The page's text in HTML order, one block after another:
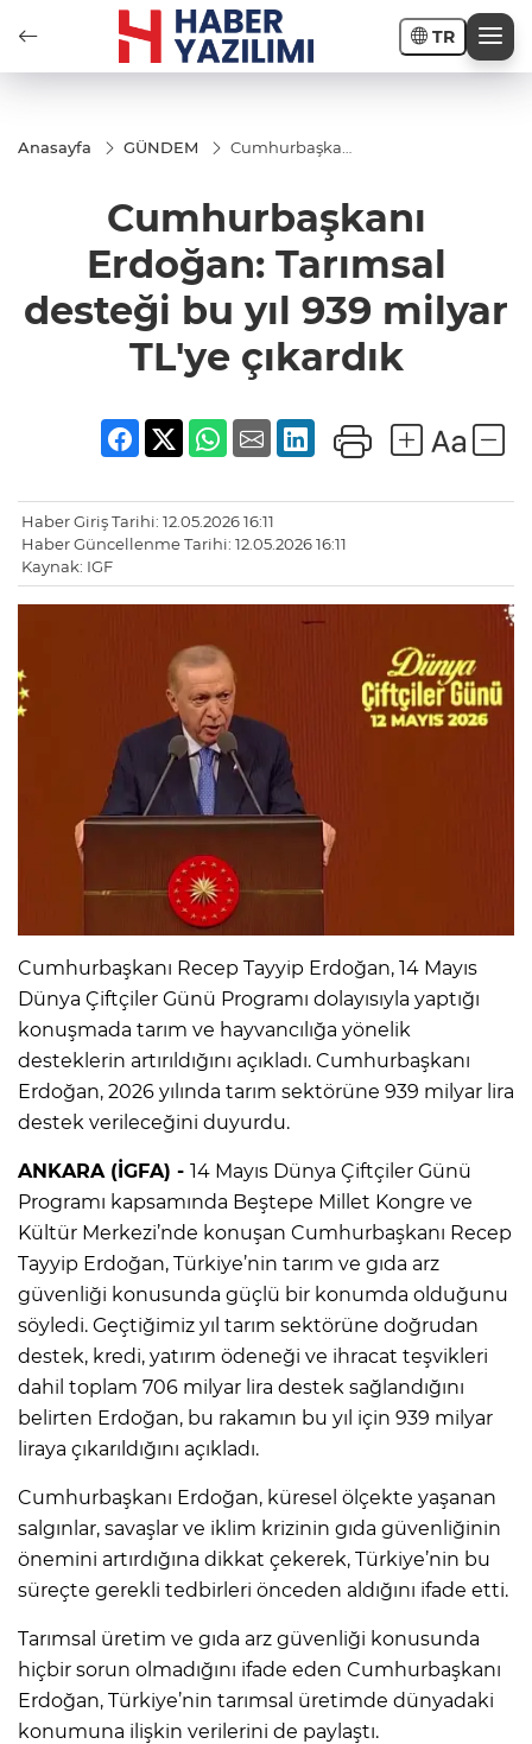
TR
Anasayfa GÜNDEM
Cumhurbaşkanı
desteği bu yıl
939 milyar TL'ye
Cumhurbaşkanı
Erdoğan: Tarımsal
desteği bu yıl 939 milyar
TL'ye çıkardık
Haber Giriş Tarihi: 12.05.2026 16:11
Haber Güncellenme Tarihi: 12.05.2026 16:11
Kaynak: IGF
Cumhurbaşkanı Recep Tayyip Erdoğan, 14 Mayıs
Dünya Çiftçiler Günü Programı dolayısıyla yaptığı
konuşmada tarım ve hayvancılığa yönelik
desteklerin artırıldığını açıkladı. Cumhurbaşkanı
Erdoğan, 2026 yılında tarım sektörüne 939 milyar lira
destek verileceğini duyurdu.
ANKARA (İGFA) - 14 Mayıs Dünya Çiftçiler Günü
Programı kapsamında Beştepe Millet Kongre ve
Kültür Merkezi’nde konuşan Cumhurbaşkanı Recep
Tayyip Erdoğan, Türkiye’nin tarım ve gıda arz
güvenliği konusunda güçlü bir konumda olduğunu
söyledi. Geçtiğimiz yıl tarım sektörüne doğrudan
destek, kredi, yatırım ödeneği ve ihracat teşvikleri
dahil toplam 706 milyar lira destek sağlandığını
belirten Erdoğan, bu rakamın bu yıl için 939 milyar
liraya çıkarıldığını açıkladı.
Cumhurbaşkanı Erdoğan, küresel ölçekte yaşanan
salgınlar, savaşlar ve iklim krizinin gıda güvenliğinin
önemini artırdığına dikkat çekerek, Türkiye’nin bu
süreçte gerekli tedbirleri önceden aldığını ifade etti.
Tarımsal üretim ve gıda arz güvenliği konusunda
hiçbir sorun olmadığını ifade eden Cumhurbaşkanı
Erdoğan, Türkiye’nin tarımsal üretimde dünyadaki
konumuna ilişkin verilerini de paylaştı.